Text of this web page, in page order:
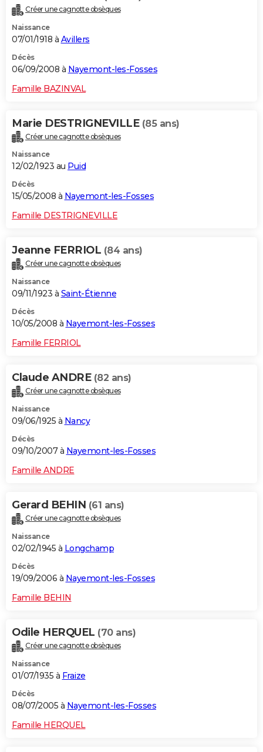
Créer une cagnotte obsèques
Naissance
07/01/1918 à Avillers
Décès
06/09/2008 à Nayemont-les-Fosses
Famille BAZINVAL
Marie DESTRIGNEVILLE (85 ans)
Créer une cagnotte obsèques
Naissance
12/02/1923 au Puid
Décès
15/05/2008 à Nayemont-les-Fosses
Famille DESTRIGNEVILLE
Jeanne FERRIOL (84 ans)
Créer une cagnotte obsèques
Naissance
09/11/1923 à Saint-Étienne
Décès
10/05/2008 à Nayemont-les-Fosses
Famille FERRIOL
Claude ANDRE (82 ans)
Créer une cagnotte obsèques
Naissance
09/06/1925 à Nancy
Décès
09/10/2007 à Nayemont-les-Fosses
Famille ANDRE
Gerard BEHIN (61 ans)
Créer une cagnotte obsèques
Naissance
02/02/1945 à Longchamp
Décès
19/09/2006 à Nayemont-les-Fosses
Famille BEHIN
Odile HERQUEL (70 ans)
Créer une cagnotte obsèques
Naissance
01/07/1935 à Fraize
Décès
08/07/2005 à Nayemont-les-Fosses
Famille HERQUEL